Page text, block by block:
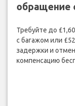
обращение
Требуйте до
с багажом или
задержки и
компенсацию